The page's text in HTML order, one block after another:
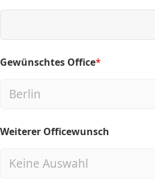
Gewünschtes Office*
(required)
Weiterer Officewunsch